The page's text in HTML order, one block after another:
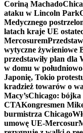
Coriną Machado
ataku w Lincoln Park
Medycznego
latach kraje UE
Mercosurem
wytyczne żywieniowe
przedstawiły plan dla
w domu w
Japonię, Tokio
kradzież towarów o
Macy’sChicago: bójka
CTAKongresmen
burmistrza Chicago
umowę UE-Mercosur